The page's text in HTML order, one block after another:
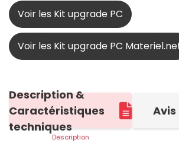
Voir les Kit upgrade PC
Voir les Kit upgrade PC
Description &
Caractéristiques
techniques
Description